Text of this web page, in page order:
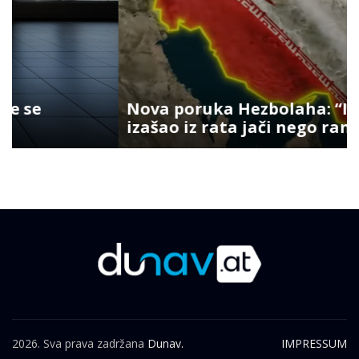
Nova poruka Hezbolaha: “Iran je
izašao iz rata jači nego ranije”
2026. Sva prava zadržana Dunav. IMPRESSUM